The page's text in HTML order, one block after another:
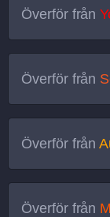
Överför från
Överför från
Överför från
Överför från